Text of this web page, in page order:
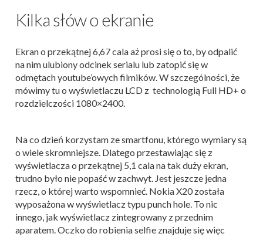
Kilka słów o ekranie
Ekran o przekątnej 6,67 cala aż prosi się o to, by odpalić
na nim ulubiony odcinek serialu lub zatopić się w
odmętach youtube’owych filmików. W szczególności, że
mówimy tu o wyświetlaczu LCD z technologią Full HD+ o
rozdzielczości 1080×2400.
Na co dzień korzystam ze smartfonu, którego wymiary są
o wiele skromniejsze. Dlatego przestawiając się z
wyświetlacza o przekątnej 5,1 cala na tak duży ekran,
trudno było nie popaść w zachwyt. Jest jeszcze jedna
rzecz, o której warto wspomnieć. Nokia X20 została
wyposażona w wyświetlacz typu punch hole. To nic
innego, jak wyświetlacz zintegrowany z przednim
aparatem. Oczko do robienia selfie znajduje się więc